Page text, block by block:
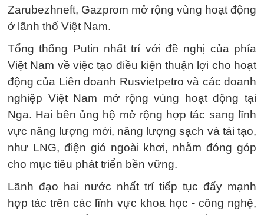
Zarubezhneft, Gazprom mở rộng vùng hoạt động
ở lãnh thổ Việt Nam.
Tổng thống Putin nhất trí với đề nghị của phía
Việt Nam về việc tạo điều kiện thuận lợi cho hoạt
động của Liên doanh Rusvietpetro và các doanh
nghiệp Việt Nam mở rộng vùng hoạt động tại
Nga. Hai bên ủng hộ mở rộng hợp tác sang lĩnh
vực năng lượng mới, năng lượng sạch và tái tạo,
như LNG, điện gió ngoài khơi, nhằm đóng góp
cho mục tiêu phát triển bền vững.
Lãnh đạo hai nước nhất trí tiếp tục đẩy mạnh
hợp tác trên các lĩnh vực khoa học - công nghệ,